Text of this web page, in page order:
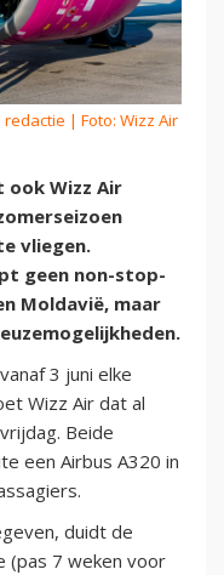
redactie | Foto: Wizz Air
ook Wizz Air
vliegen.
geen non-stop-
Moldavië, maar
3 juni elke
Wizz Air dat al
Beide
een Airbus A320 in
duidt de
(pas 7 weken voor